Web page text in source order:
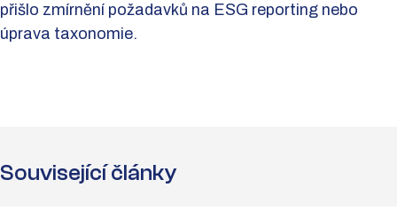
přišlo zmírnění požadavků na ESG reporting nebo
úprava taxonomie.
Související články